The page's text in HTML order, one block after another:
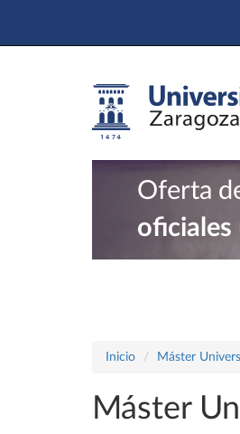
Oferta
oficiales
Inicio Máster
Máster